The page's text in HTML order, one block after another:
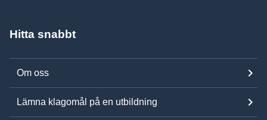
Hitta snabbt
Om oss
Lämna klagomål på en utbildning